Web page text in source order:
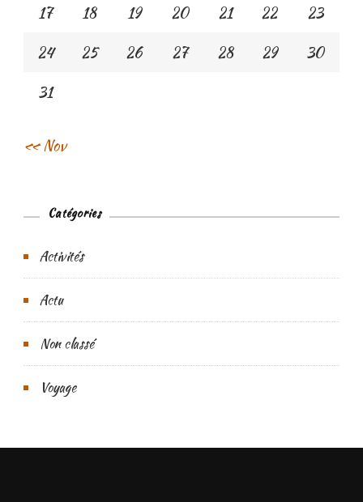
17
18 19 20 21 22
23
24
25 26 27 28 29
30
31
« Nov
Catégories
Activités
Actu
Non classé
Voyage